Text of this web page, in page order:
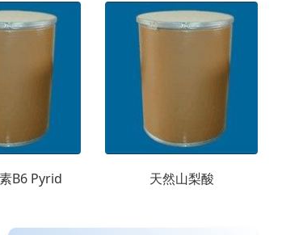
B6 Pyrid 天然山梨酸